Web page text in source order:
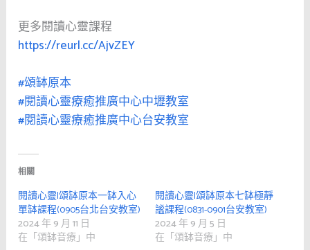
更多閱讀心靈課程
https://reurl.cc/AjvZEY
#頌缽原本
#閱讀心靈療癒推廣中心中壢教室
#閱讀心靈療癒推廣中心台安教室
相關
閱讀心靈|頌缽原本一缽入心
單缽課程(0905台北台安教室)
2024 年 9 月 11 日
在「頌缽音療」中
閱讀心靈|頌缽原本七缽極靜
謐課程(0831-0901台安教室)
2024 年 9 月 5 日
在「頌缽音療」中